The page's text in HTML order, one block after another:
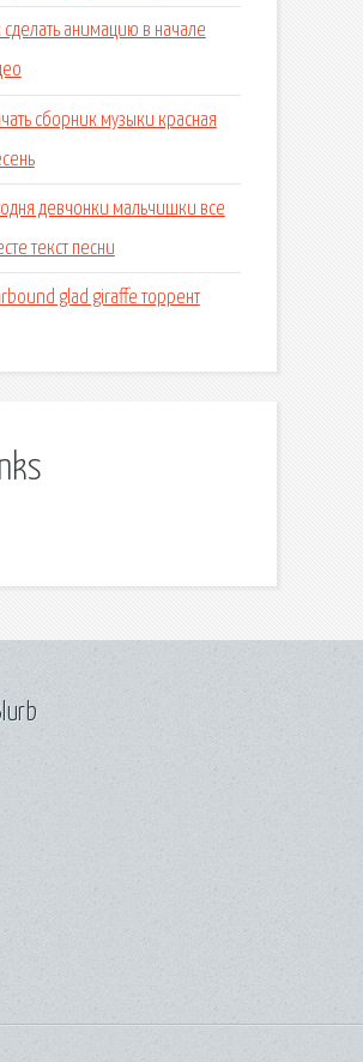
сделать анимацию в начале
сборник музыки красная
девчонки мальчишки все
текст песни
glad giraffe торрент